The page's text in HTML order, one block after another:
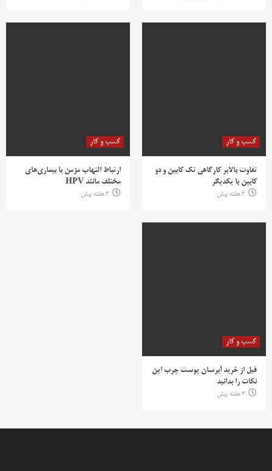
کسب و کار
تفاوت بالابر کارگاهی تک کابین و دو
کابین با یکدیگر
2 هفته پیش
کسب و کار
ارتباط التهاب مزمن با بیماری‌های
مختلف مانند HPV
2 هفته پیش
کسب و کار
قبل از خرید آبرسان پوست چرب این
نکات را بدانید
2 هفته پیش